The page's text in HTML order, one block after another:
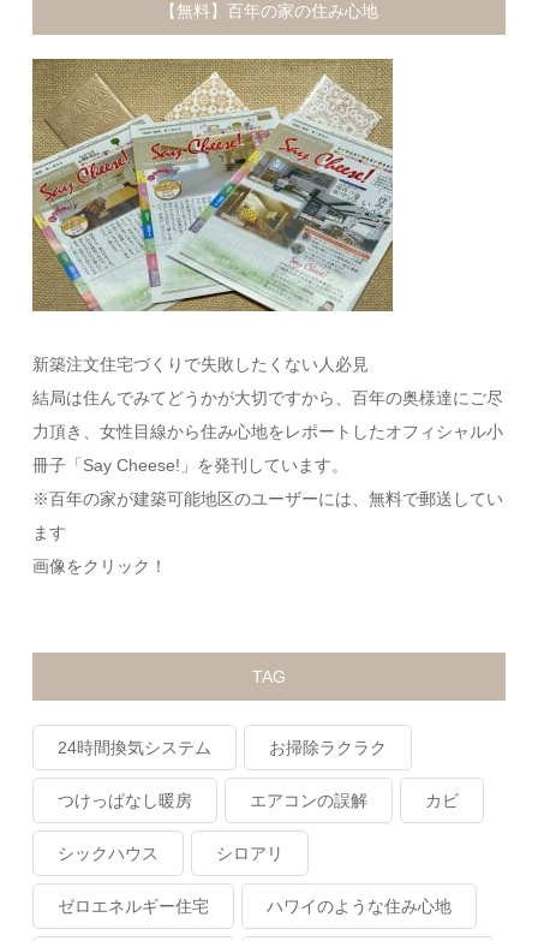
【無料】百年の家の住み心地
新築注文住宅づくりで失敗したくない人必見
結局は住んでみてどうかが大切ですから、百年の奥様達にご尽
力頂き、女性目線から住み心地をレポートしたオフィシャル小
冊子「Say Cheese!」を発刊しています。
※百年の家が建築可能地区のユーザーには、無料で郵送してい
ます
画像をクリック！
TAG
24時間換気システム お掃除ラクラク
つけっぱなし暖房 エアコンの誤解 カビ
シックハウス シロアリ
ゼロエネルギー住宅 ハワイのような住み心地